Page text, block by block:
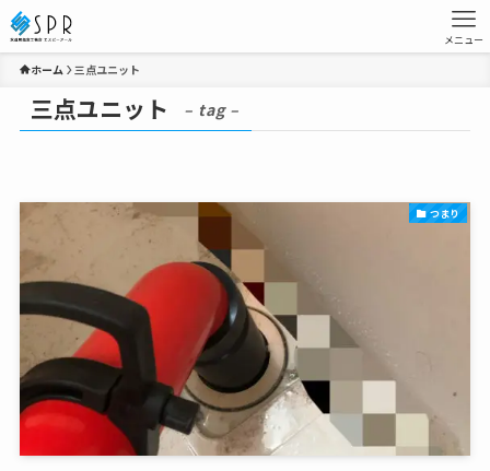
メニュー
ホーム 三点ユニット
三点ユニット – tag –
つまり